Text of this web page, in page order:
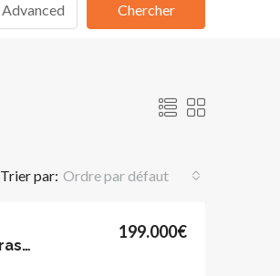
Advanced Chercher
Trier par: Ordre par défaut
Bel appartement 2 chambres avec terrasse et jardinet
199.000€